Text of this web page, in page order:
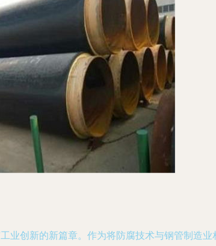
创新的新篇章。作为将防腐技术与钢管制造